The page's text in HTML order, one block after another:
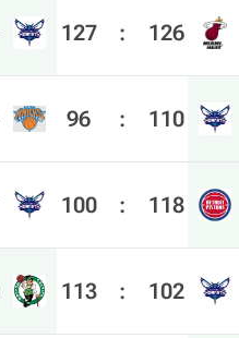
127 : 126
96 : 110
100 : 118
113 : 102